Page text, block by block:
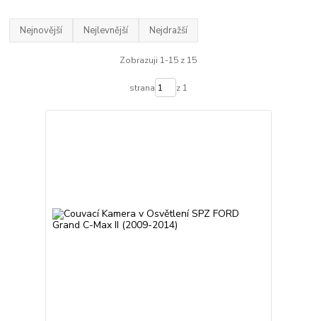
Nejnovější Nejlevnější Nejdražší
Zobrazuji 1-15 z 15
strana z 1